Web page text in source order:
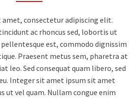
consectetur adipiscing elit.
ac rhoncus sed, lobortis ut
est, commodo dignissim
Praesent metus sem, pharetra at
leo. Sed consequat quam libero, sed
Integer sit amet ipsum sit amet
ut vel quam. Nullam congue enim